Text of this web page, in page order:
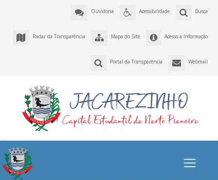
Busca
Acessibilidade
Ouvidoria
Acesso à Informação
Mapa do Site
Radar da Transparência
Webmail
Portal da Transparência